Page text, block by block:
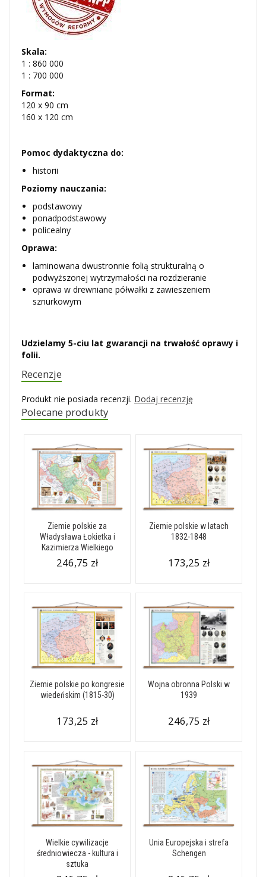
Skala:
1 : 860 000
1 : 700 000
Format:
120 x 90 cm
160 x 120 cm
Pomoc dydaktyczna do:
historii
Poziomy nauczania:
podstawowy
ponadpodstawowy
policealny
Oprawa:
laminowana dwustronnie folią strukturalną o
podwyższonej wytrzymałości na rozdzieranie
oprawa w drewniane półwałki z zawieszeniem
sznurkowym
Udzielamy 5-ciu lat gwarancji na trwałość oprawy i
folii.
Recenzje
Produkt nie posiada recenzji. Dodaj recenzję
Polecane produkty
Ziemie polskie za
Władysława Łokietka i
Kazimierza Wielkiego
246,75 zł
Ziemie polskie w latach
1832-1848
173,25 zł
Ziemie polskie po kongresie
wiedeńskim (1815-30)
173,25 zł
Wojna obronna Polski w
1939
246,75 zł
Wielkie cywilizacje
średniowiecza - kultura i
sztuka
Unia Europejska i strefa
Schengen